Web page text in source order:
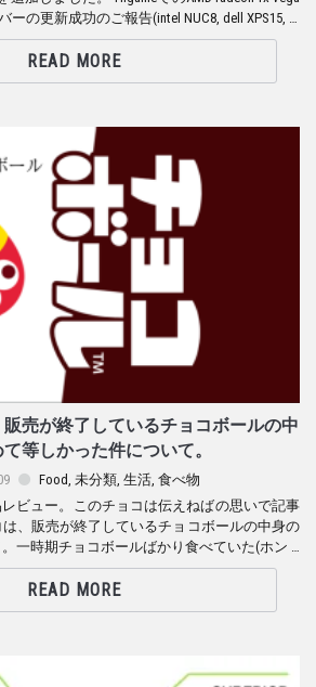
の更新成功のご報告(intel NUC8, dell XPS15, …
READ MORE
売が終了しているチョコボールの中
等しかった件について。
Food 未分類 生活 食べ物
レビュー。このチョコは伝えねばの思いで記事
、販売が終了しているチョコボールの中身の
一時期チョコボールばかり食べていた(ホン …
READ MORE